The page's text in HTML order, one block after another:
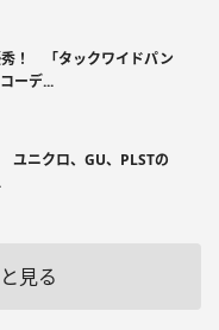
！ 「タックワイドパン
ーデ...
ユニクロ、GU、PLSTの
見る